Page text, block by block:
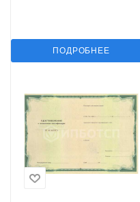
ПОДРОБНЕЕ